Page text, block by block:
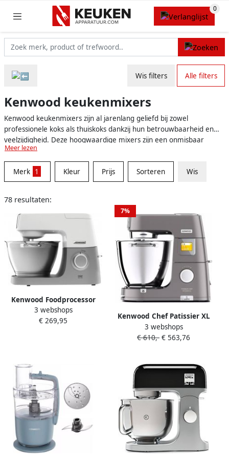
Wis filters Alle filters
Kenwood keukenmixers
Kenwood keukenmixers zijn al jarenlang geliefd bij zowel
professionele koks als thuiskoks dankzij hun betrouwbaarheid en
veelzijdigheid. Deze hoogwaardige mixers zijn een onmisbaar
hulpmiddel in elke keuken en helpen je om de heerlijkste gerechten
en baksels te bereiden. Met een Kenwood keukenmixer haal je
kwaliteit en een stijlvol design in huis, waardoor het apparaat altijd
een aanwinst is voor je keuken.
Meer lezen
Merk 1 Kleur Prijs Sorteren Wis
78 resultaten:
Kenwood Foodprocessor
KVC5100T | Food Processors
| 5011423195780
3 webshops
€ 269,95
7%
Kenwood Chef Patissier XL
KWL90.004SI |
Keukenrobots |
5011423206097
3 webshops
€ 610,- € 563,76